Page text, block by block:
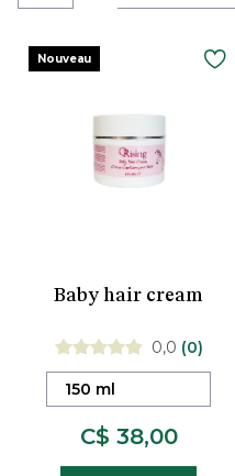
Nouveau
Baby hair cream
0,0 (0)
150 ml
C$ 38,00